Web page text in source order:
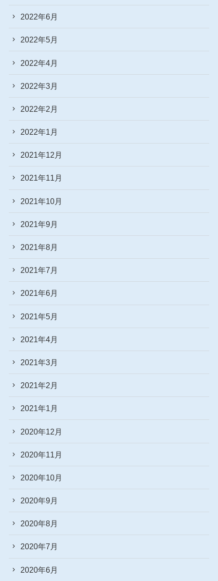
2022年6月
2022年5月
2022年4月
2022年3月
2022年2月
2022年1月
2021年12月
2021年11月
2021年10月
2021年9月
2021年8月
2021年7月
2021年6月
2021年5月
2021年4月
2021年3月
2021年2月
2021年1月
2020年12月
2020年11月
2020年10月
2020年9月
2020年8月
2020年7月
2020年6月